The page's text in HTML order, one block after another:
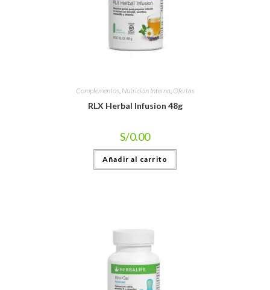
Complementos, Nutrición Interna, Ofertas
RLX Herbal Infusion 48g
S/0.00
Añadir al carrito